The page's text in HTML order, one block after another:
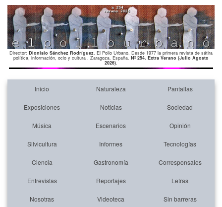
Director: Dionisio Sánchez Rodríguez. El Pollo Urbano. Desde 1977 la primera revista de sátira
política, información, ocio y cultura . Zaragoza. España. Nº 254. Extra Verano (Julio Agosto
2026).
Inicio Naturaleza Pantallas
Exposiciones Noticias Sociedad
Música Escenarios Opinión
Silvicultura Informes Tecnologías
Ciencia Gastronomía Corresponsales
Entrevistas Reportajes Letras
Nosotras Videoteca Sin barreras